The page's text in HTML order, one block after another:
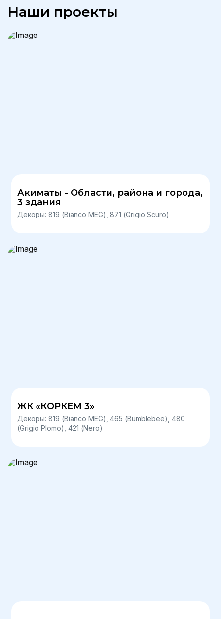
Наши проекты
Акиматы - Области, района и города,
3 здания
Декоры: 819 (Bianco MEG), 871 (Grigio Scuro)
ЖК «КОРКЕМ 3»
Декоры: 819 (Bianco MEG), 465 (Bumblebee), 480
(Grigio Plomo), 421 (Nero)